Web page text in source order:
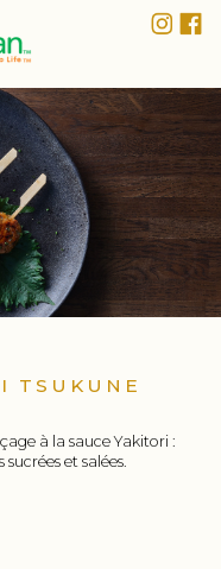
TSUKUNE
à la sauce Yakitori :
et salées.